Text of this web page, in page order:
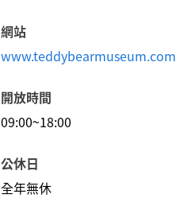
網站
www.teddybearmuseum.com
開放時間
09:00~18:00
公休日
全年無休